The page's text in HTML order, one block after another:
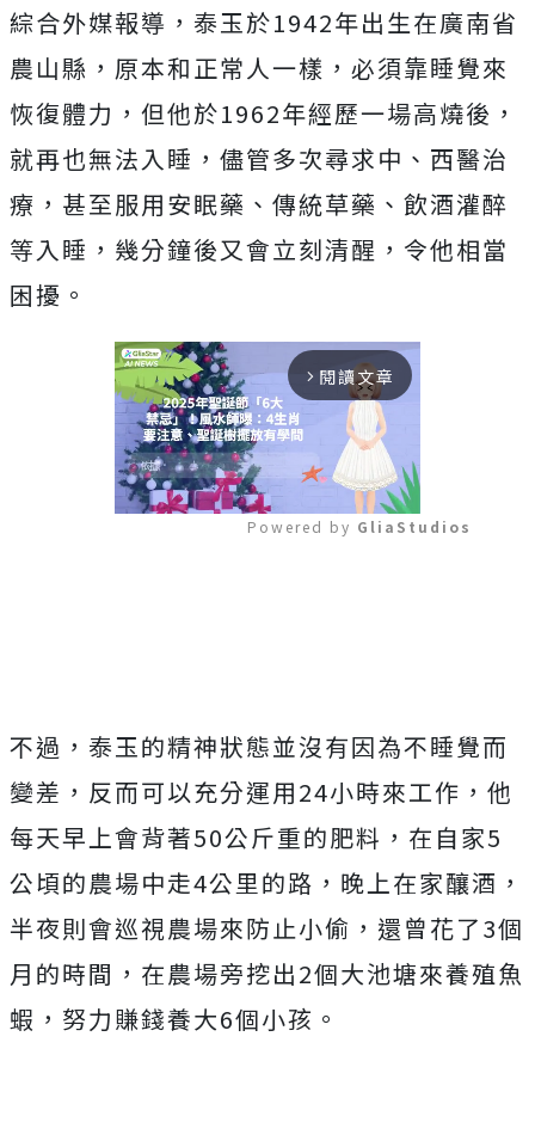
綜合外媒報導，泰玉於1942年出生在廣南省
農山縣，原本和正常人一樣，必須靠睡覺來
恢復體力，但他於1962年經歷一場高燒後，
就再也無法入睡，儘管多次尋求中、西醫治
療，甚至服用安眠藥、傳統草藥、飲酒灌醉
等入睡，幾分鐘後又會立刻清醒，令他相當
困擾。
arrow_forward_ios 閱讀文章
Powered by GliaStudios
不過，泰玉的精神狀態並沒有因為不睡覺而
變差，反而可以充分運用24小時來工作，他
每天早上會背著50公斤重的肥料，在自家5
公頃的農場中走4公里的路，晚上在家釀酒，
半夜則會巡視農場來防止小偷，還曾花了3個
月的時間，在農場旁挖出2個大池塘來養殖魚
蝦，努力賺錢養大6個小孩。